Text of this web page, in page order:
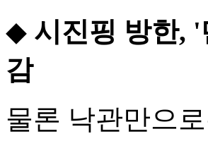
◆ 시진핑 방한,
감
물론 낙관만으